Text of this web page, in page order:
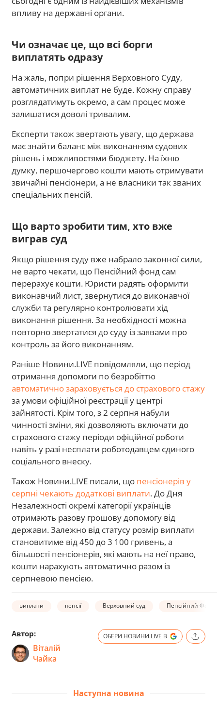
впливу на державні органи.
Чи означає це, що всі борги
виплатять одразу
На жаль, попри рішення Верховного Суду,
автоматичних виплат не буде. Кожну справу
розглядатимуть окремо, а сам процес може
залишатися доволі тривалим.
Експерти також звертають увагу, що держава
має знайти баланс між виконанням судових
рішень і можливостями бюджету. На їхню
думку, першочергово кошти мають отримувати
звичайні пенсіонери, а не власники так званих
спеціальних пенсій.
Що варто зробити тим, хто вже
виграв суд
Якщо рішення суду вже набрало законної сили,
не варто чекати, що Пенсійний фонд сам
перерахує кошти. Юристи радять оформити
виконавчий лист, звернутися до виконавчої
служби та регулярно контролювати хід
виконання рішення. За необхідності можна
повторно звертатися до суду із заявами про
контроль за його виконанням.
Раніше Новини.LIVE повідомляли, що період
отримання допомоги по безробіттю
автоматично зараховується до страхового стажу
за умови офіційної реєстрації у центрі
зайнятості. Крім того, з 2 серпня набули
чинності зміни, які дозволяють включати до
страхового стажу періоди офіційної роботи
навіть у разі несплати роботодавцем єдиного
соціального внеску.
Також Новини.LIVE писали, що пенсіонерів у
серпні чекають додаткові виплати. До Дня
Незалежності окремі категорії українців
отримають разову грошову допомогу від
держави. Залежно від статусу розмір виплати
становитиме від 450 до 3 100 гривень, а
більшості пенсіонерів, які мають на неї право,
кошти нарахують автоматично разом із
серпневою пенсією.
виплати пенсії Верховний суд Пенсійний Фонд
Автор:
Віталій
Чайка
ОБЕРИ НОВИНИ.LIVE В
Наступна новина